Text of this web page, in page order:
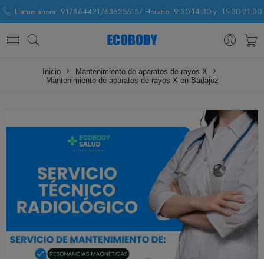
Llame ahora: 917864421/636255157 Horario: 9:30-14:30 y 15:30-21:30
Inicio
Mantenimiento de aparatos de rayos X
Mantenimiento de aparatos de rayos X en Badajoz